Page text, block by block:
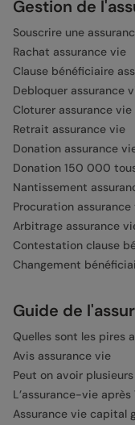
Gestion de
Souscrire une
Rachat assurance vie
Clause bénéficiaire
Debloquer assurance
Cloturer assurance vie
Retrait assurance vie
Donation assurance
Donation 150 000
Nantissement
Procuration assurance
Arbitrage assurance
Contestation clause
Changement
Guide de
Quelles sont les pires
Avis assurance vie
Peut on avoir
L’assurance-vie après
Assurance vie capital